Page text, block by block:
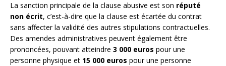
La sanction principale de la clause abusive est son réputé
non écrit, c’est-à-dire que la clause est écartée du contrat
sans affecter la validité des autres stipulations contractuelles.
Des amendes administratives peuvent également être
prononcées, pouvant atteindre 3 000 euros pour une
personne physique et 15 000 euros pour une personne